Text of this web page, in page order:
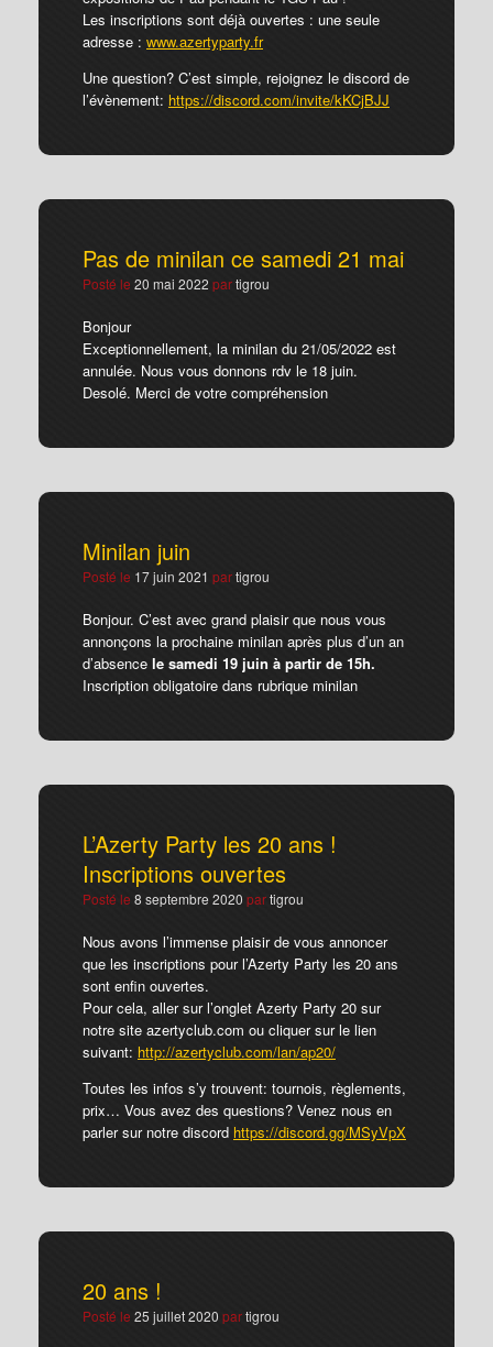
Les inscriptions sont déjà ouvertes : une seule
adresse : www.azertyparty.fr
Une question? C’est simple, rejoignez le discord de
l’évènement: https://discord.com/invite/kKCjBJJ
Pas de minilan ce samedi 21 mai
Posté le 20 mai 2022 partigrou
Bonjour
Exceptionnellement, la minilan du 21/05/2022 est
annulée. Nous vous donnons rdv le 18 juin.
Desolé. Merci de votre compréhension
Minilan juin
Posté le 17 juin 2021 partigrou
Bonjour. C’est avec grand plaisir que nous vous
annonçons la prochaine minilan après plus d’un an
d’absence le samedi 19 juin à partir de 15h.
Inscription obligatoire dans rubrique minilan
L’Azerty Party les 20 ans !
Inscriptions ouvertes
Posté le 8 septembre 2020 partigrou
Nous avons l’immense plaisir de vous annoncer
que les inscriptions pour l’Azerty Party les 20 ans
sont enfin ouvertes.
Pour cela, aller sur l’onglet Azerty Party 20 sur
notre site azertyclub.com ou cliquer sur le lien
suivant: http://azertyclub.com/lan/ap20/
Toutes les infos s’y trouvent: tournois, règlements,
prix… Vous avez des questions? Venez nous en
parler sur notre discord https://discord.gg/MSyVpX
20 ans !
Posté le 25 juillet 2020 partigrou